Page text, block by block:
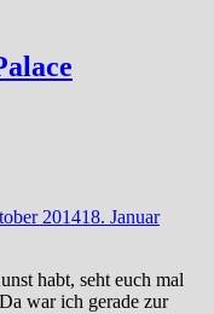
201418. Januar
habt, seht euch mal
war ich gerade zur